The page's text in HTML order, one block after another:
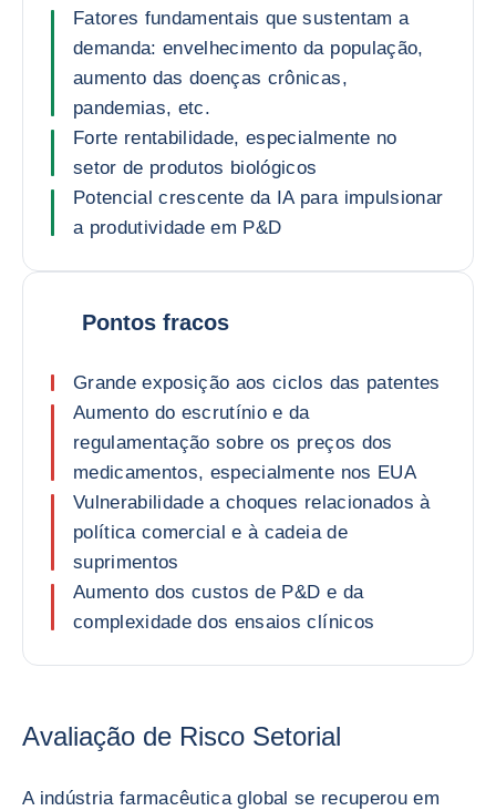
Fatores fundamentais que sustentam a
demanda: envelhecimento da população,
aumento das doenças crônicas,
pandemias, etc.
Forte rentabilidade, especialmente no
setor de produtos biológicos
Potencial crescente da IA para impulsionar
a produtividade em P&D
Pontos fracos
Grande exposição aos ciclos das patentes
Aumento do escrutínio e da
regulamentação sobre os preços dos
medicamentos, especialmente nos EUA
Vulnerabilidade a choques relacionados à
política comercial e à cadeia de
suprimentos
Aumento dos custos de P&D e da
complexidade dos ensaios clínicos
Avaliação de Risco Setorial
A indústria farmacêutica global se recuperou em